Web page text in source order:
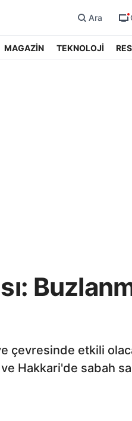
Ara
MAGAZİN TEKNOLOJİ
etkili
Hakkari'de sabah